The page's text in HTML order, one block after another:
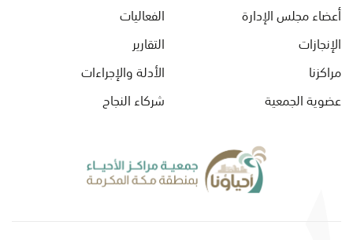
أعضاء مجلس الإدارة
الإنجازات
مراكزنا
عضوية الجمعية
الفعاليات
التقارير
الأدلة والإجراءات
شركاء النجاح